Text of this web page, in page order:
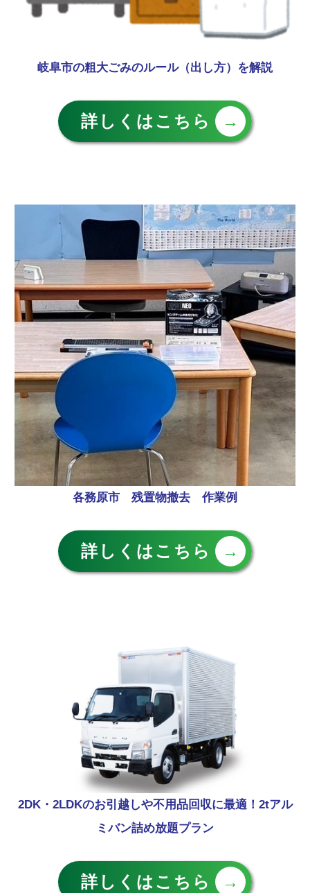
岐阜市の粗大ごみのルール（出し方）を解説
詳しくはこちら→
各務原市 残置物撤去 作業例
詳しくはこちら→
2DK・2LDKのお引越しや不用品回収に最適！2tアル
ミバン詰め放題プラン
詳しくはこちら→